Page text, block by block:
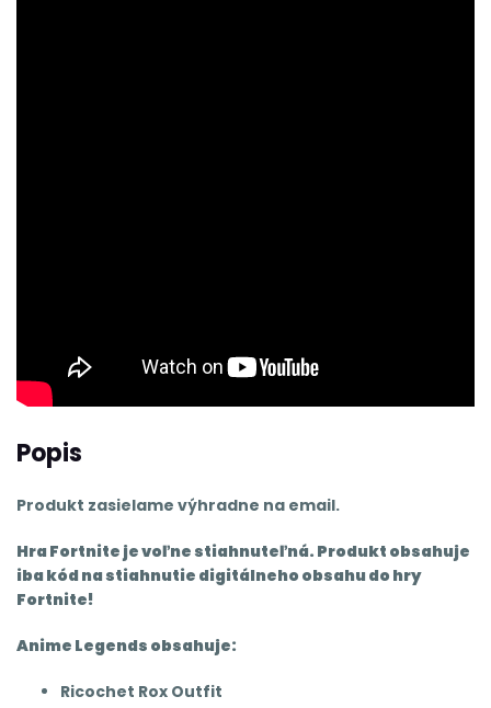
Popis
Produkt zasielame výhradne na email.
Hra Fortnite je voľne stiahnuteľná. Produkt obsahuje
iba kód na stiahnutie digitálneho obsahu do hry
Fortnite!
Anime Legends obsahuje:
Ricochet Rox Outfit